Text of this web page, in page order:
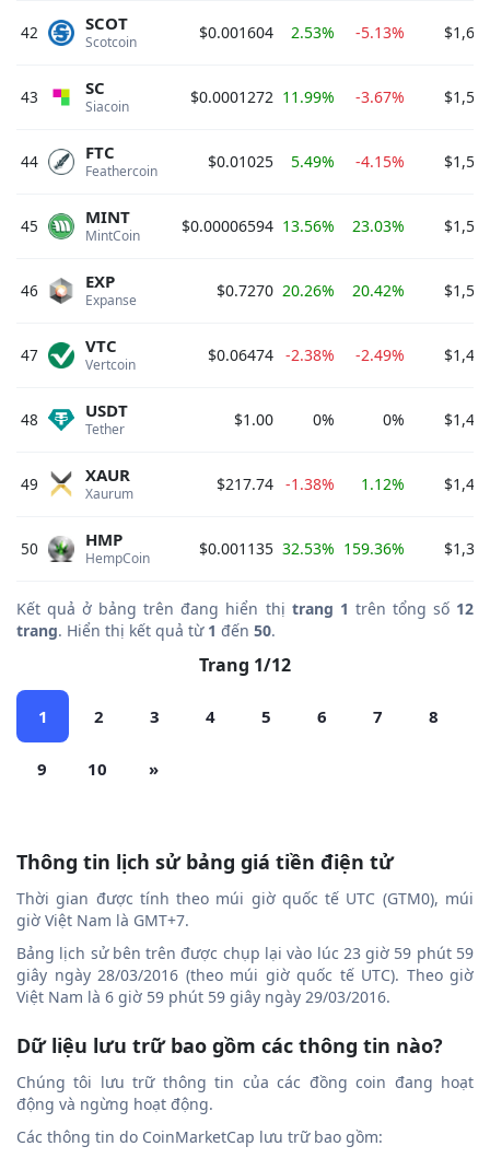
42 Scotcoin
SCOT $0.001604 2.53% -5.13%
43 Siacoin
SC $0.0001272 11.99% -3.67%
44 Feathercoin
FTC $0.01025 5.49% -4.15%
45 MintCoin
MINT $0.00006594 13.56% 23.03%
46 Expanse
EXP $0.7270 20.26% 20.42%
47 Vertcoin
VTC $0.06474 -2.38% -2.49%
48 Tether
USDT $1.00 0% 0%
49 Xaurum
XAUR $217.74 -1.38% 1.12%
50 HempCoin
HMP $0.001135 32.53% 159.36%
Kết quả ở bảng trên đang hiển thị trang 1 trên tổng số 12
trang. Hiển thị kết quả từ 1 đến 50.
Trang 1/12
1 2 3 4 5 6 7 8
9 10 »
Thông tin lịch sử bảng giá tiền điện tử
Thời gian được tính theo múi giờ quốc tế UTC (GTM0), múi
giờ Việt Nam là GMT+7.
Bảng lịch sử bên trên được chụp lại vào lúc 23 giờ 59 phút 59
giây ngày 28/03/2016 (theo múi giờ quốc tế UTC). Theo giờ
Việt Nam là 6 giờ 59 phút 59 giây ngày 29/03/2016.
Dữ liệu lưu trữ bao gồm các thông tin nào?
Chúng tôi lưu trữ thông tin của các đồng coin đang hoạt
động và ngừng hoạt động.
Các thông tin do CoinMarketCap lưu trữ bao gồm: